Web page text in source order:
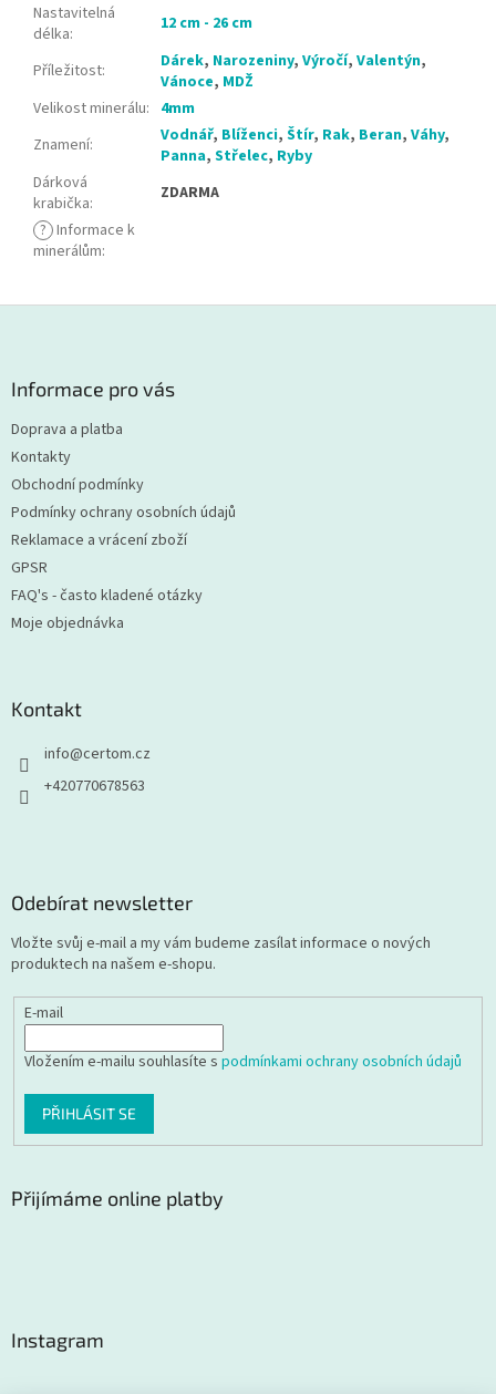
Nastavitelná
délka: 12 cm - 26 cm
Příležitost: Dárek, Narozeniny, Výročí, Valentýn,
Vánoce, MDŽ
Velikost minerálu: 4mm
Znamení: Vodnář, Blíženci, Štír, Rak, Beran, Váhy,
Panna, Střelec, Ryby
Dárková
krabička:
ZDARMA
? Informace k
minerálům:
Informace pro vás
Doprava a platba
Kontakty
Obchodní podmínky
Podmínky ochrany osobních údajů
Reklamace a vrácení zboží
GPSR
FAQ's - často kladené otázky
Moje objednávka
Kontakt
info@certom.cz
+420770678563
Odebírat newsletter
Vložte svůj e-mail a my vám budeme zasílat informace o nových
produktech na našem e-shopu.
E-mail
Vložením e-mailu souhlasíte s podmínkami ochrany osobních údajů
PŘIHLÁSIT SE
Přijímáme online platby
Instagram